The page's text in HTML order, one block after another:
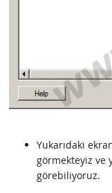
Yukarıdaki
görmekteyiz ve
görebiliyoruz.